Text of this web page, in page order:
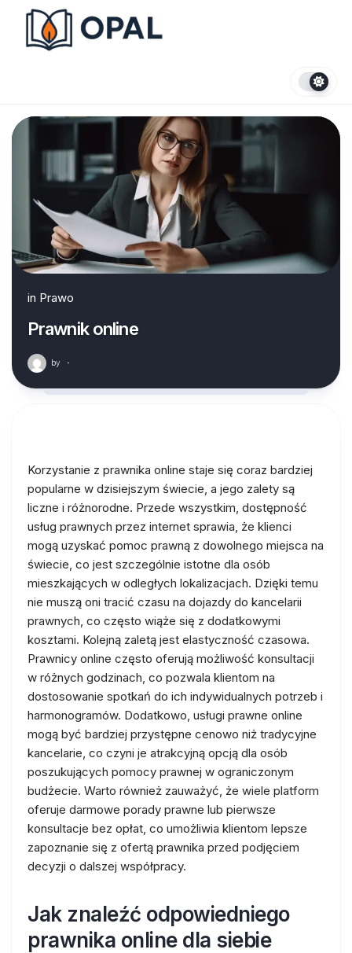
content
in Prawo
Prawnik online
by ·
Korzystanie z prawnika online staje się coraz bardziej
popularne w dzisiejszym świecie, a jego zalety są
liczne i różnorodne. Przede wszystkim, dostępność
usług prawnych przez internet sprawia, że klienci
mogą uzyskać pomoc prawną z dowolnego miejsca na
świecie, co jest szczególnie istotne dla osób
mieszkających w odległych lokalizacjach. Dzięki temu
nie muszą oni tracić czasu na dojazdy do kancelarii
prawnych, co często wiąże się z dodatkowymi
kosztami. Kolejną zaletą jest elastyczność czasowa.
Prawnicy online często oferują możliwość konsultacji
w różnych godzinach, co pozwala klientom na
dostosowanie spotkań do ich indywidualnych potrzeb i
harmonogramów. Dodatkowo, usługi prawne online
mogą być bardziej przystępne cenowo niż tradycyjne
kancelarie, co czyni je atrakcyjną opcją dla osób
poszukujących pomocy prawnej w ograniczonym
budżecie. Warto również zauważyć, że wiele platform
oferuje darmowe porady prawne lub pierwsze
konsultacje bez opłat, co umożliwia klientom lepsze
zapoznanie się z ofertą prawnika przed podjęciem
decyzji o dalszej współpracy.
Jak znaleźć odpowiedniego
prawnika online dla siebie